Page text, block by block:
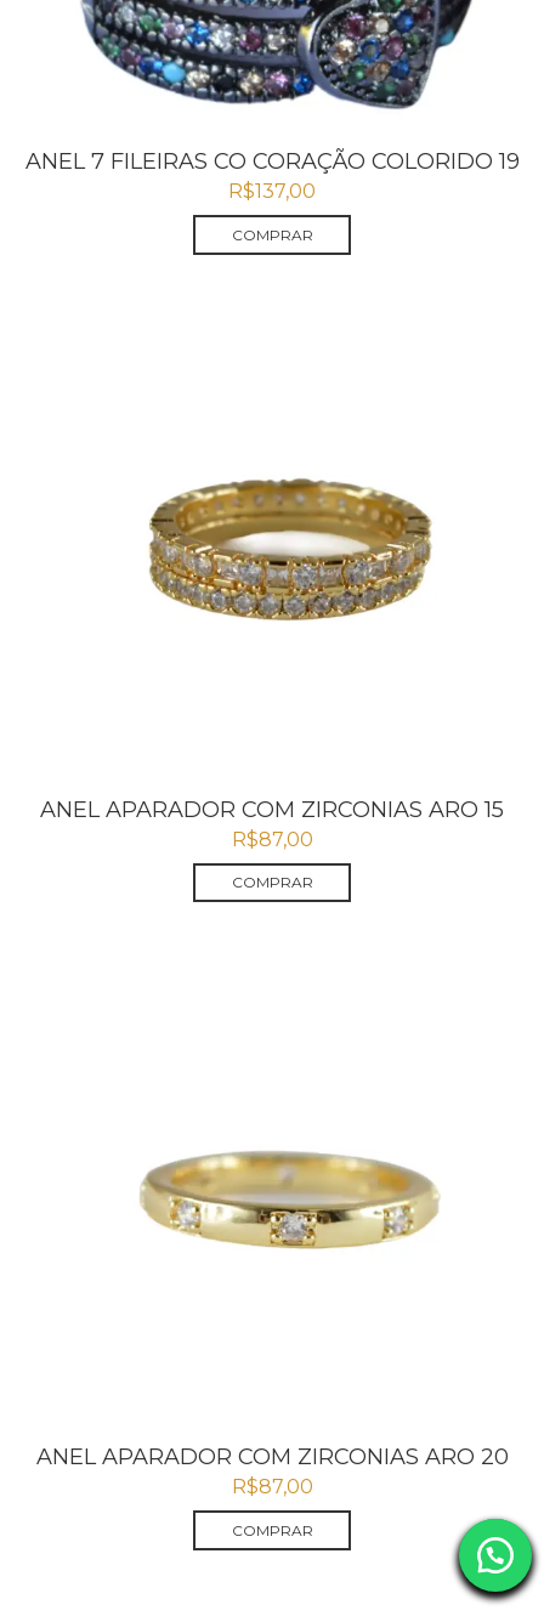
ANEL 7 FILEIRAS CO CORAÇÃO COLORIDO 19
R$137,00
COMPRAR
ANEL APARADOR COM ZIRCONIAS ARO 15
R$87,00
COMPRAR
ANEL APARADOR COM ZIRCONIAS ARO 20
R$87,00
COMPRAR